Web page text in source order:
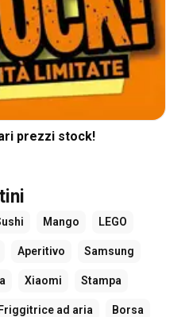
prezzi stock!
Mango LEGO
Aperitivo Samsung
Xiaomi Stampa
Friggitrice ad aria Borsa